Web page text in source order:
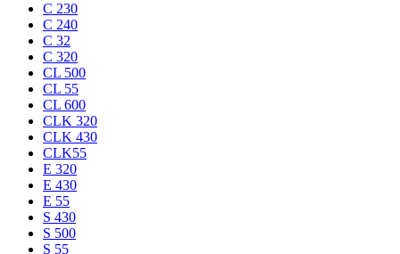
C 230
C 240
C 32
C 320
CL 500
CL 55
CL 600
CLK 320
CLK 430
CLK55
E 320
E 430
E 55
S 430
S 500
S 55